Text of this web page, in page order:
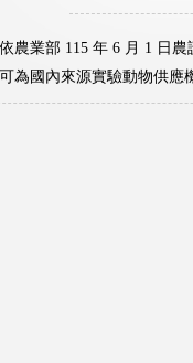
農業部 115 年 6 月 1 日
為國內來源實驗動物供應